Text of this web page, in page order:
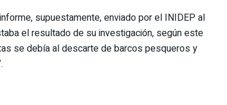
supuestamente, enviado por el INIDEP al
el resultado de su investigación, según este
se debía al descarte de barcos pesqueros y